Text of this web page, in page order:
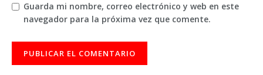
Guarda mi nombre, correo electrónico y web en este
navegador para la próxima vez que comente.